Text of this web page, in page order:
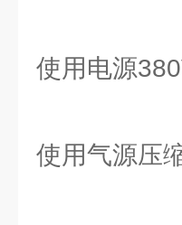
使用电源
使用气源压